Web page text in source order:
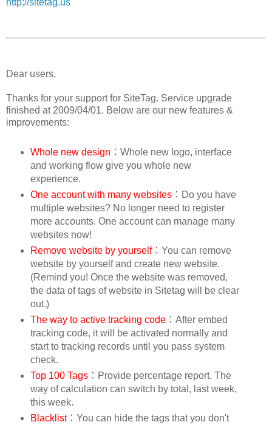
http://sitetag.us
Dear users,
Thanks for your support for SiteTag. Service upgrade
finished at 2009/04/01. Below are our new features &
improvements:
Whole new design ：Whole new logo, interface
and working flow give you whole new
experience.
One account with many websites：Do you have
multiple websites? No longer need to register
more accounts. One account can manage many
websites now!
Remove website by yourself：You can remove
website by yourself and create new website.
(Remind you! Once the website was removed,
the data of tags of website in Sitetag will be clear
out.)
The way to active tracking code：After embed
tracking code, it will be activated normally and
start to tracking records until you pass system
check.
Top 100 Tags：Provide percentage report. The
way of calculation can switch by total, last week,
this week.
Blacklist：You can hide the tags that you don't